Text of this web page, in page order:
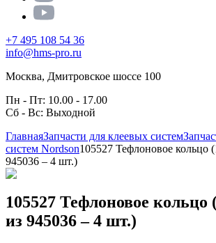
+7 495 108 54 36
info@hms-pro.ru
Москва, Дмитровское шоссе 100
Пн - Пт: 10.00 - 17.00
Сб - Вс: Выходной
ГлавнаяЗапчасти для клеевых систем
систем Nordson105527 Тефлоновое кольцо
945036 – 4 шт.)
105527 Тефлоновое кольцо
из 945036 – 4 шт.)